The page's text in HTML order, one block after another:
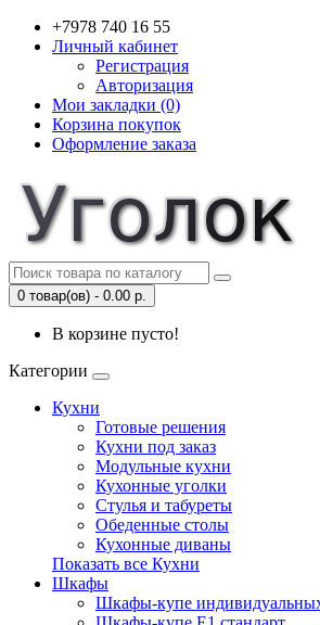
+7978 740 16 55
Личный кабинет
Регистрация
Авторизация
Мои закладки (0)
Корзина покупок
Оформление заказа
0 товар(ов) - 0.00 р.
В корзине пусто!
Категории
Кухни
Готовые решения
Кухни под заказ
Модульные кухни
Кухонные уголки
Стулья и табуреты
Обеденные столы
Кухонные диваны
Показать все Кухни
Шкафы
Шкафы-купе